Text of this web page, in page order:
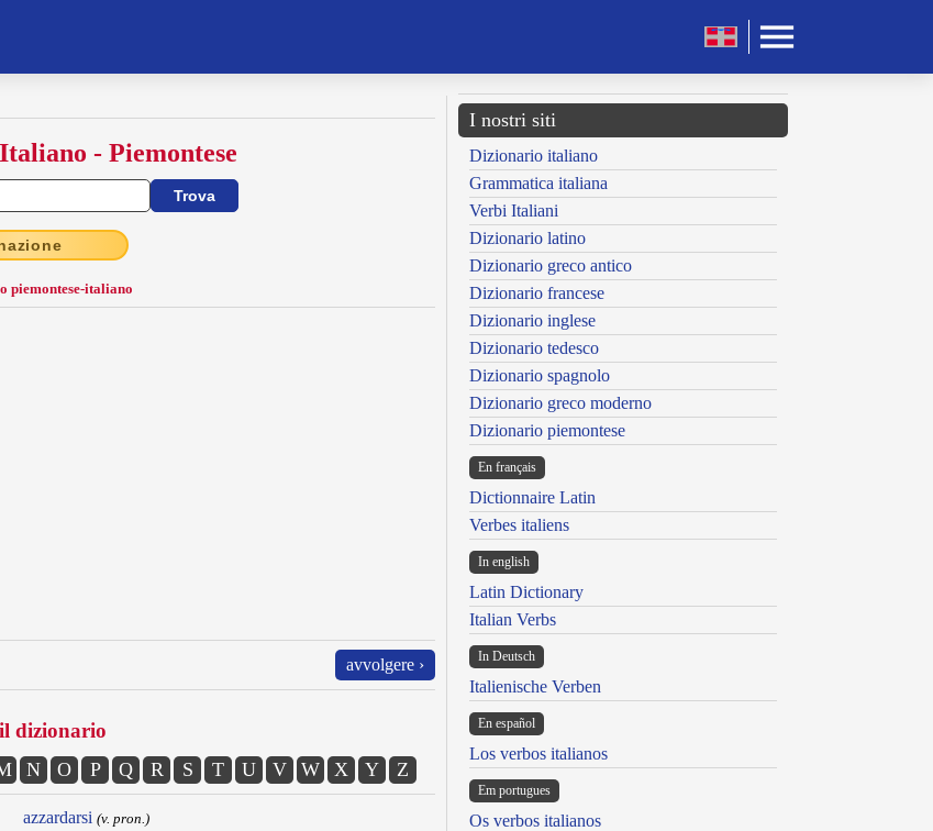
- Piemontese
piemontese-italiano
avvolgere ›
dizionario
N O P Q R S T U V W X Y Z
azzardarsi (v. pron.)
I nostri siti
Dizionario italiano
Grammatica italiana
Verbi Italiani
Dizionario latino
Dizionario greco antico
Dizionario francese
Dizionario inglese
Dizionario tedesco
Dizionario spagnolo
Dizionario greco moderno
Dizionario piemontese
En français
Dictionnaire Latin
Verbes italiens
In english
Latin Dictionary
Italian Verbs
In Deutsch
Italienische Verben
En español
Los verbos italianos
Em portugues
Os verbos italianos